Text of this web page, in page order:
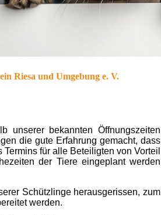
in Riesa und Umgebung e. V.
unserer bekannten Öffnungszeiten
die gute Erfahrung gemacht, dass
für alle Beteiligten von Vorteil
der Tiere eingeplant werden
Schützlinge herausgerissen, zum
werden.